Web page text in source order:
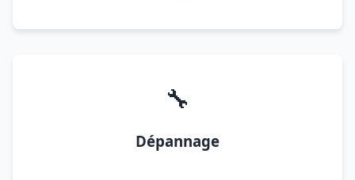
🔧
Dépannage